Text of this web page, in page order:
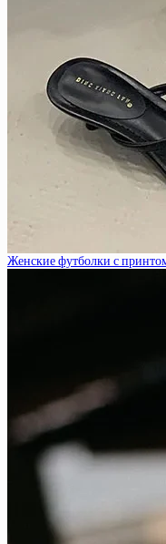
Женские футболки с